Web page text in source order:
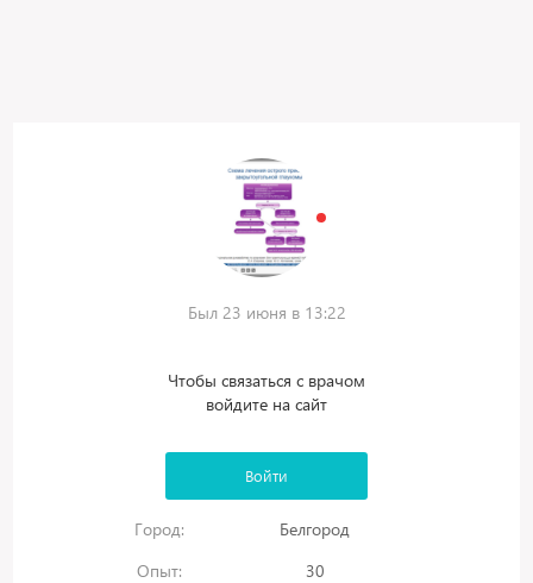
Был 23 июня в 13:22
Чтобы связаться с врачом
войдите на сайт
Войти
Город:
Белгород
Опыт:
30